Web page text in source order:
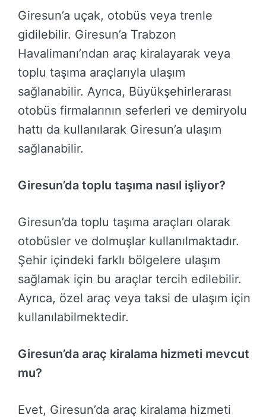
Giresun’a uçak, otobüs veya trenle
gidilebilir. Giresun’a Trabzon
Havalimanı’ndan araç kiralayarak veya
toplu taşıma araçlarıyla ulaşım
sağlanabilir. Ayrıca, Büyükşehirlerarası
otobüs firmalarının seferleri ve demiryolu
hattı da kullanılarak Giresun’a ulaşım
sağlanabilir.
Giresun’da toplu taşıma nasıl işliyor?
Giresun’da toplu taşıma araçları olarak
otobüsler ve dolmuşlar kullanılmaktadır.
Şehir içindeki farklı bölgelere ulaşım
sağlamak için bu araçlar tercih edilebilir.
Ayrıca, özel araç veya taksi de ulaşım için
kullanılabilmektedir.
Giresun’da araç kiralama hizmeti mevcut
mu?
Evet, Giresun’da araç kiralama hizmeti